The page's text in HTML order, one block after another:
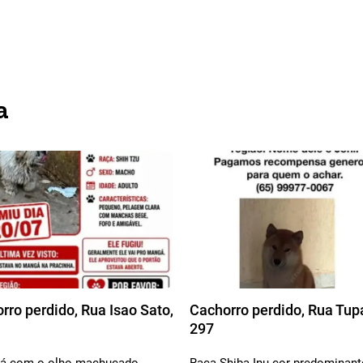
perdido, Rua Isao Sato,
Cachorro perdido, Rua
297